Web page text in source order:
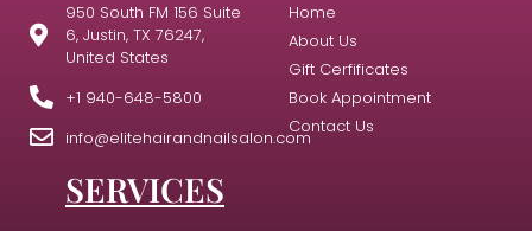
950 South FM 156 Suite
6, Justin, TX 76247,
United States
+1 940-648-5800
info@elitehairandnailsalon.com
Home
About Us
Gift Cerfificates
Book Appointment
Contact Us
SERVICES